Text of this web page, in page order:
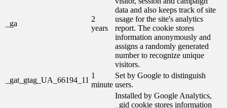
_ga
2
years
data and also keeps track of site
usage for the site's analytics
report. The cookie stores
information anonymously and
assigns a randomly generated
number to recognize unique
visitors.
_gat_gtag_UA_66194_11
1
minute
Set by Google to distinguish
users.
Installed by Google Analytics,
_gid cookie stores information